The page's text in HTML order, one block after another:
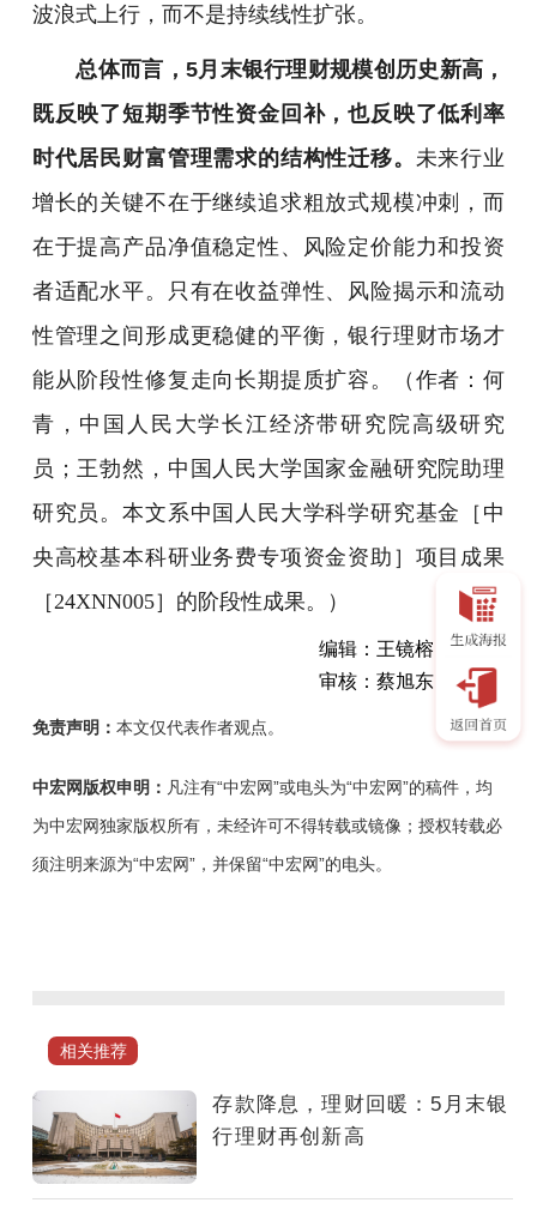
波浪式上行，而不是持续线性扩张。
总体而言，5月末银行理财规模创历史新高，
既反映了短期季节性资金回补，也反映了低利率
时代居民财富管理需求的结构性迁移。 未来行业
增长的关键不在于继续追求粗放式规模冲刺，而
在于提高产品净值稳定性、风险定价能力和投资
者适配水平。只有在收益弹性、风险揭示和流动
性管理之间形成更稳健的平衡，银行理财市场才
能从阶段性修复走向长期提质扩容。
（作者：何
青，中国人民大学长江经济带研究院高级研究
员；王勃然，中国人民大学国家金融研究院助理
研究员。本文系中国人民大学科学研究基金［中
央高校基本科研业务费专项资金资助］项目成果
［24XNN005］的阶段性成果。）
编辑：王镜榕
审核：蔡旭东
免责声明： 本文仅代表作者观点。
中宏网版权申明： 凡注有“中宏网”或电头为“中宏网”的稿件，均
为中宏网独家版权所有，未经许可不得转载或镜像；授权转载必
须注明来源为“中宏网”，并保留“中宏网”的电头。
末
行
理
财
规
相关推荐
存款降息，理财回暖：5月末银
行理财再创新高